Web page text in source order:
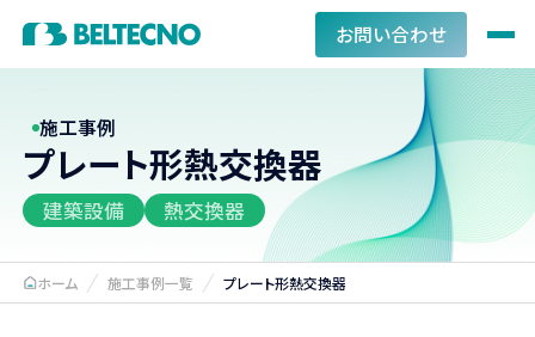
お問い合わせ
施工事例
プレート形熱交換器
建築設備 熱交換器
ホーム 施工事例一覧 プレート形熱交換器